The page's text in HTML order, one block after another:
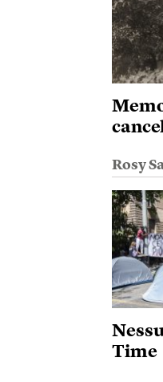
Rosy
Time